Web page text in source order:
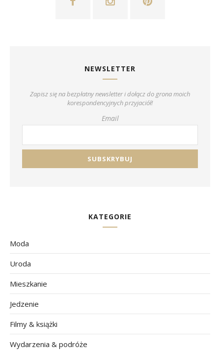
NEWSLETTER
Zapisz się na bezpłatny newsletter i dołącz do grona moich
korespondencyjnych przyjaciół!
Email
KATEGORIE
Moda
Uroda
Mieszkanie
Jedzenie
Filmy & książki
Wydarzenia & podróże